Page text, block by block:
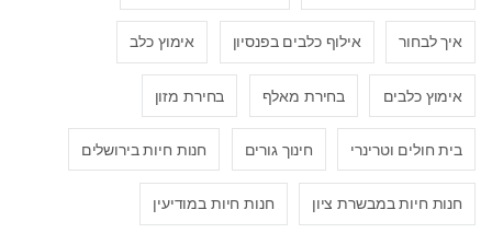
איך לבחור אילוף כלבים בפנסיון אימוץ כלב
אימוץ כלבים בחירת מאלף בחירת מזון
בית חולים וטרינרי חינוך גורים חנות חיות בירושלים
חנות חיות במבשרת ציון חנות חיות במודיעין